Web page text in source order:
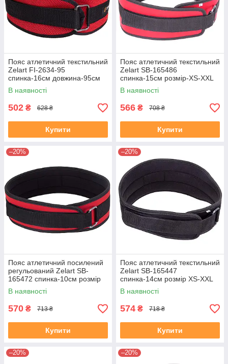
Пояс атлетичний текстильний
Zelart FI-2634-95
спинка-16см довжина-95см
червоний
В наявності
502 ₴ 628 ₴
Купити
Пояс атлетичний текстильний
Zelart SB-165486
спинка-15см розмір-XS-XXL
червоний
В наявності
566 ₴ 708 ₴
Купити
–20%
Пояс атлетичний посилений
регульований Zelart SB-
165472 спинка-10см розмір
XS-XXL червоний
В наявності
570 ₴ 713 ₴
Купити
–20%
Пояс атлетичний текстильний
Zelart SB-165447
спинка-14см розмір XS-XXL
чорний
В наявності
574 ₴ 718 ₴
Купити
–20% –20%